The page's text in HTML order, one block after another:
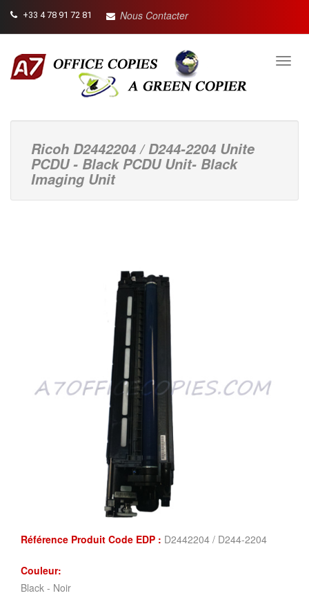
+33 4 78 91 72 81 Nous Contacter
Ricoh D2442204 / D244-2204 Unite
PCDU - Black PCDU Unit- Black
Imaging Unit
Référence Produit Code EDP : D2442204 / D244-2204
Couleur:
Black - Noir